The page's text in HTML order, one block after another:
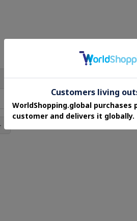
モチーフH モチーフW